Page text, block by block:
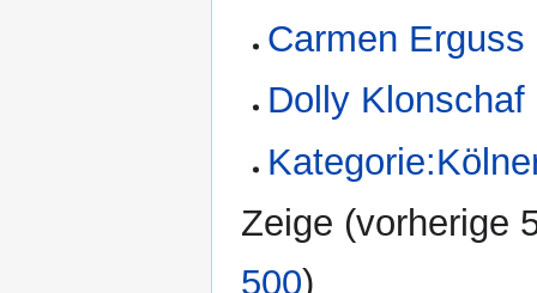
Carmen Erguss
Dolly Klonschaf
Zeige (vorherige
500)